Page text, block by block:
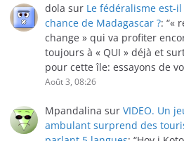
dola sur Le fédéralisme est-
chance de Madagascar ?: “«
change » qui va profiter
toujours à « QUI » déjà et
pour cette île: essayons de
Août 3, 08:26
Mpandalina sur VIDEO. Un
ambulant surprend des